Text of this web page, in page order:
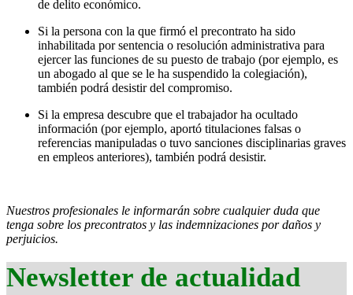
de delito económico.
Si la persona con la que firmó el precontrato ha sido
inhabilitada por sentencia o resolución administrativa para
ejercer las funciones de su puesto de trabajo (por ejemplo, es
un abogado al que se le ha suspendido la colegiación),
también podrá desistir del compromiso.
Si la empresa descubre que el trabajador ha ocultado
información (por ejemplo, aportó titulaciones falsas o
referencias manipuladas o tuvo sanciones disciplinarias graves
en empleos anteriores), también podrá desistir.
Nuestros profesionales le informarán sobre cualquier duda que
tenga sobre los precontratos y las indemnizaciones por daños y
perjuicios.
Newsletter de actualidad